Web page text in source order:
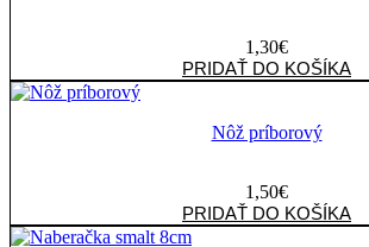
1,30€
množstvo
Dezertná
10ks
PRIDAŤ DO KOŠÍKA
Nôž príborový
1,50€
množstvo
Nôž
PRIDAŤ DO KOŠÍKA